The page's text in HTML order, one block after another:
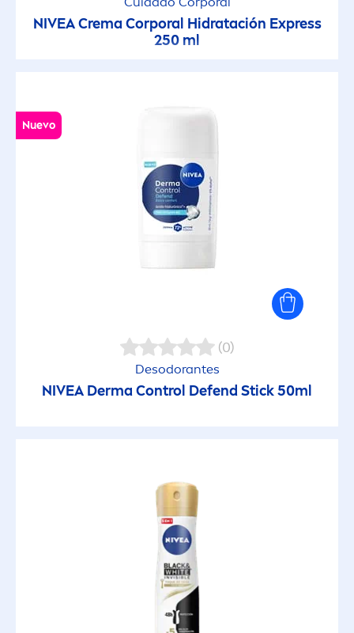
NIVEACrema Corporal Hidratación Express
250 ml
Nuevo
(0)
Desodorantes
NIVEA Derma Control Defend Stick 50ml